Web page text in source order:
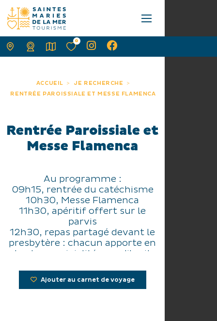
ACCUEIL
JE RECHERCHE
RENTRÉE PAROISSIALE ET MESSE FLAMENCA
Rentrée Paroissiale et
Messe Flamenca
Au programme :
09h15, rentrée du catéchisme
10h30, Messe Flamenca
11h30, apéritif offert sur le
parvis
12h30, repas partagé devant le
presbytère : chacun apporte en
toute convivialité ce qu'il sait
Ajouter au carnet de voyage
0